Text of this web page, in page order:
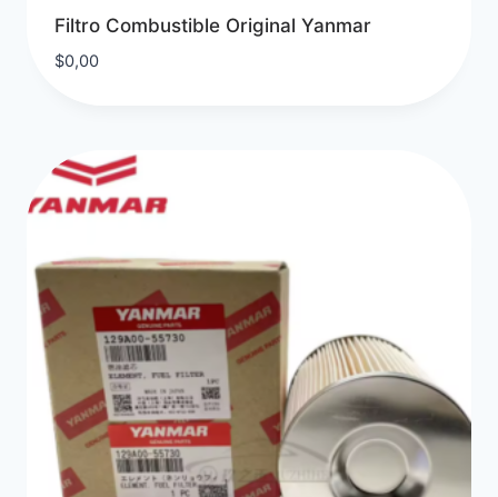
Filtro Combustible Original Yanmar
$0,00